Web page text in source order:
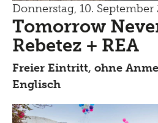
Donnerstag, 10. September
Tomorrow
Rebetez + REA
Freier Eintritt, ohne
Englisch